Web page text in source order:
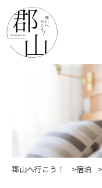
郡山へ行こう！ 宿泊